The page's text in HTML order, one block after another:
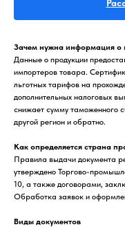
Зачем нужна информация о
Данные о продукции
импортеров товара.
льготных тарифов на
дополнительных налоговых
снижает сумму таможенного
другой регион и обратно.
Как определяется страна
Правила выдачи документа
утверждено Торгово-
10, а также договорами,
Обработка заявок и
Виды документов